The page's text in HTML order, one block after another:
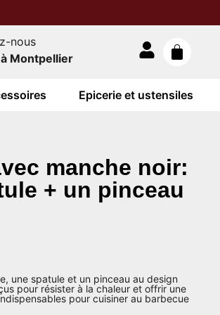
nous
Montpellier
Epicerie et ustensiles
manche noir:
+ un pinceau
une spatule et un pinceau au design
pour résister à la chaleur et offrir une
pour cuisiner au barbecue